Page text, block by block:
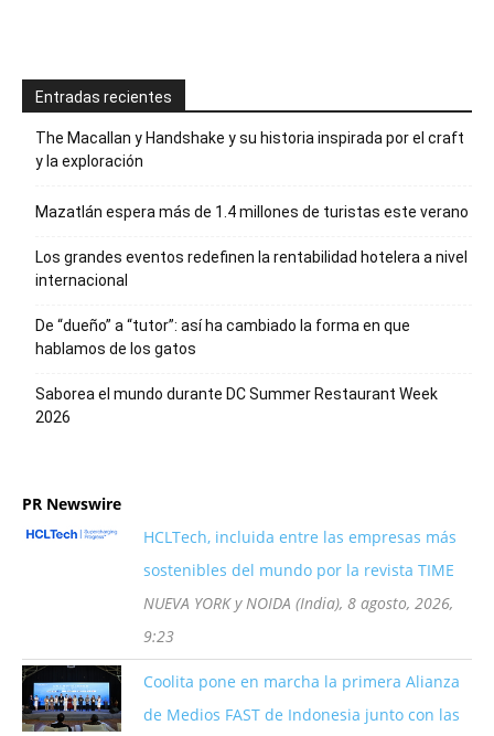
Entradas recientes
The Macallan y Handshake y su historia inspirada por el craft
y la exploración
Mazatlán espera más de 1.4 millones de turistas este verano
Los grandes eventos redefinen la rentabilidad hotelera a nivel
internacional
De “dueño” a “tutor”: así ha cambiado la forma en que
hablamos de los gatos
Saborea el mundo durante DC Summer Restaurant Week
2026
PR Newswire
HCLTech, incluida entre las empresas más
sostenibles del mundo por la revista TIME
NUEVA YORK y NOIDA (India), 8 agosto, 2026,
9:23
Coolita pone en marcha la primera Alianza
de Medios FAST de Indonesia junto con las